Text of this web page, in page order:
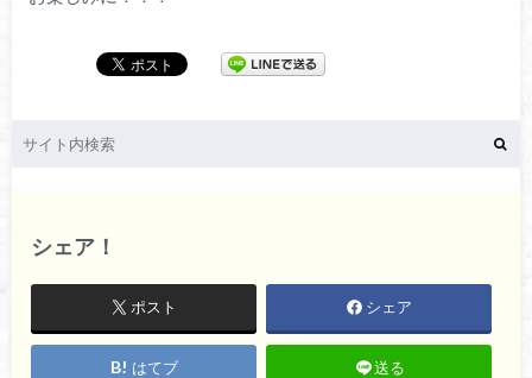
シェア！
ポスト シェア
はてブ 送る